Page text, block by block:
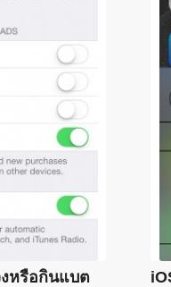
หรือกินแบต